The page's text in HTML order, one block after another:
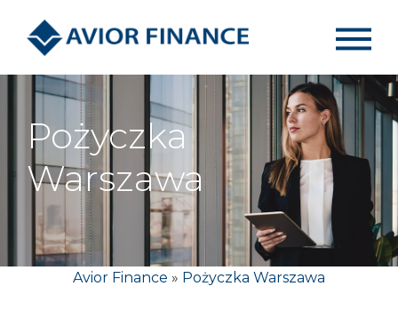
Pożyczka
Warszawa
Avior Finance » Pożyczka Warszawa